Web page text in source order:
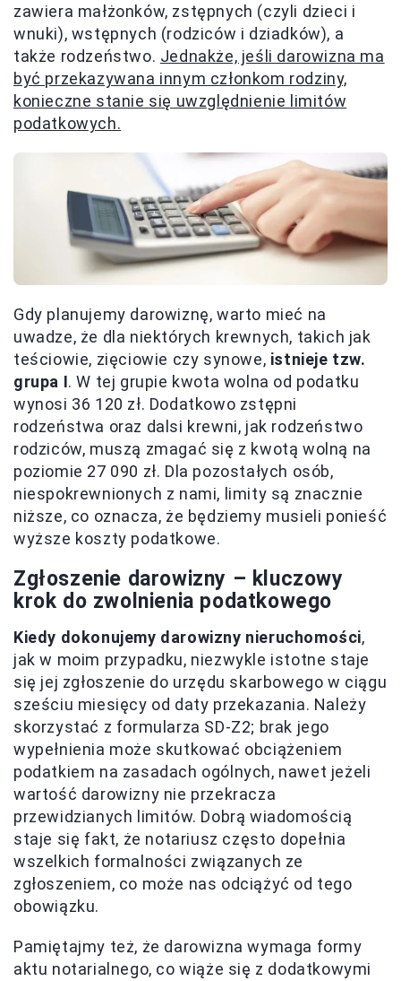
zawiera małżonków, zstępnych (czyli dzieci i
wnuki), wstępnych (rodziców i dziadków), a
także rodzeństwo. Jednakże, jeśli darowizna ma
być przekazywana innym członkom rodziny,
konieczne stanie się uwzględnienie limitów
podatkowych.
Gdy planujemy darowiznę, warto mieć na
uwadze, że dla niektórych krewnych, takich jak
teściowie, zięciowie czy synowe, istnieje tzw.
grupa I. W tej grupie kwota wolna od podatku
wynosi 36 120 zł. Dodatkowo zstępni
rodzeństwa oraz dalsi krewni, jak rodzeństwo
rodziców, muszą zmagać się z kwotą wolną na
poziomie 27 090 zł. Dla pozostałych osób,
niespokrewnionych z nami, limity są znacznie
niższe, co oznacza, że będziemy musieli ponieść
wyższe koszty podatkowe.
Zgłoszenie darowizny – kluczowy
krok do zwolnienia podatkowego
Kiedy dokonujemy darowizny nieruchomości,
jak w moim przypadku, niezwykle istotne staje
się jej zgłoszenie do urzędu skarbowego w ciągu
sześciu miesięcy od daty przekazania. Należy
skorzystać z formularza SD-Z2; brak jego
wypełnienia może skutkować obciążeniem
podatkiem na zasadach ogólnych, nawet jeżeli
wartość darowizny nie przekracza
przewidzianych limitów. Dobrą wiadomością
staje się fakt, że notariusz często dopełnia
wszelkich formalności związanych ze
zgłoszeniem, co może nas odciążyć od tego
obowiązku.
Pamiętajmy też, że darowizna wymaga formy
aktu notarialnego, co wiąże się z dodatkowymi